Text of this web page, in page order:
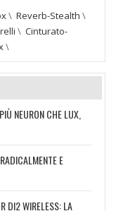
\ Reverb-Stealth \
\ Cinturato-
\
NEURON CHE LUX,
E
DI2 WIRELESS: LA